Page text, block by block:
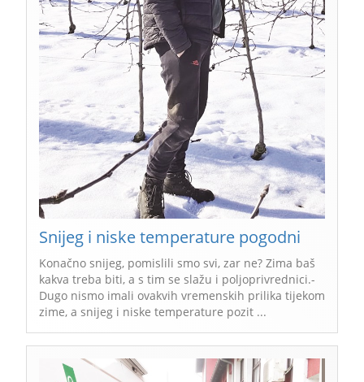
Snijeg i niske temperature pogodni
Konačno snijeg, pomislili smo svi, zar ne? Zima baš
kakva treba biti, a s tim se slažu i poljoprivrednici.-
Dugo nismo imali ovakvih vremenskih prilika tijekom
zime, a snijeg i niske temperature pozit ...